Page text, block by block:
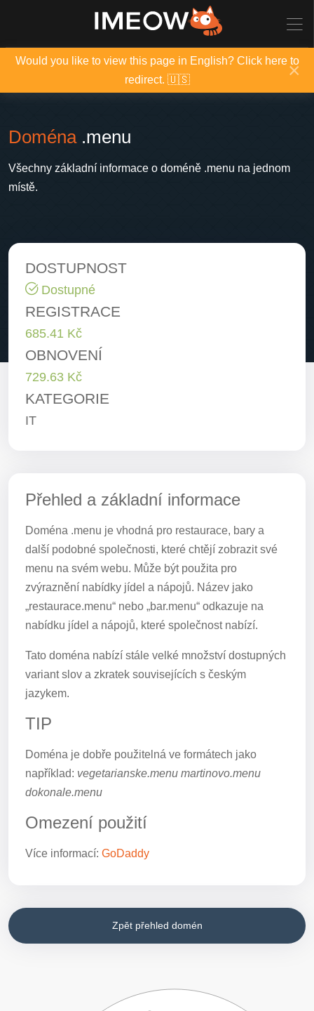
Would you like to view this page in English? Click here to
redirect. 🇺🇸
×
Doména.menu
Všechny základní informace o doméně .menu na jednom
místě.
DOSTUPNOST
Dostupné
REGISTRACE
685.41 Kč
OBNOVENÍ
729.63 Kč
KATEGORIE
IT
Přehled a základní informace
Doména .menu je vhodná pro restaurace, bary a
další podobné společnosti, které chtějí zobrazit své
menu na svém webu. Může být použita pro
zvýraznění nabídky jídel a nápojů. Název jako
„restaurace.menu“ nebo „bar.menu“ odkazuje na
nabídku jídel a nápojů, které společnost nabízí.
Tato doména nabízí stále velké množství dostupných
variant slov a zkratek souvisejících s českým
jazykem.
TIP
Doména je dobře použitelná ve formátech jako
například: vegetarianske.menu martinovo.menu
dokonale.menu
Omezení použití
Více informací: GoDaddy
Zpět přehled domén